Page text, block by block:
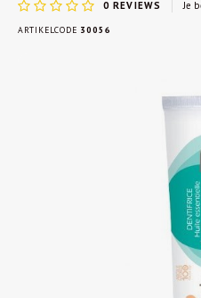
0 REVIEWS Je
ARTIKELCODE 30056